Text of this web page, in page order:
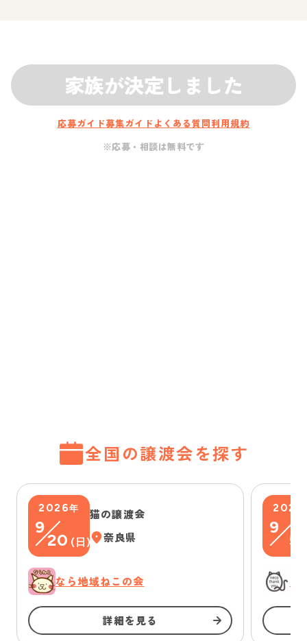
家族が決定しました
応募ガイド募集ガイド よくある質問利用規約
※応募・相談は無料です
全国の譲渡会を探す
2026年
9
20 ( 日)
猫の譲渡会
奈良県
なら地域ねこの会
詳細を見る
2026
9
5